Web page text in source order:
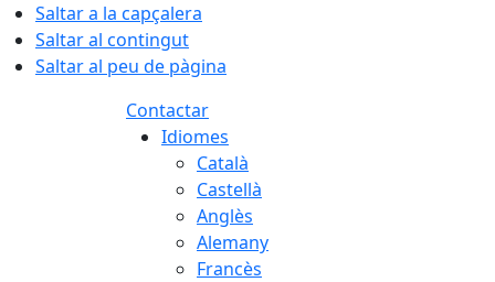
Saltar a la capçalera
Saltar al contingut
Saltar al peu de pàgina
Contactar
Idiomes
Català
Castellà
Anglès
Alemany
Francès